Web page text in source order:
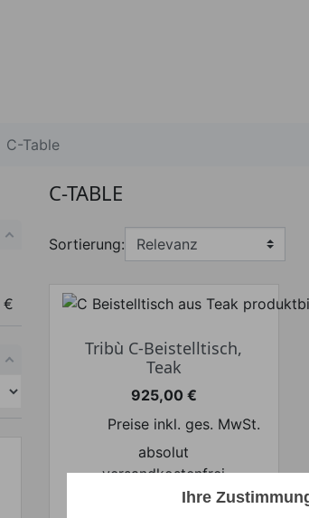
C-Table
Preis bis
€
C-TABLE
Sortierung:
Tribù C-Beistelltisch,
Teak
Preis
925,00 €
Preise inkl. ges. MwSt.
absolut
versandkostenfrei
IN DEN WARENKORB
Ihre